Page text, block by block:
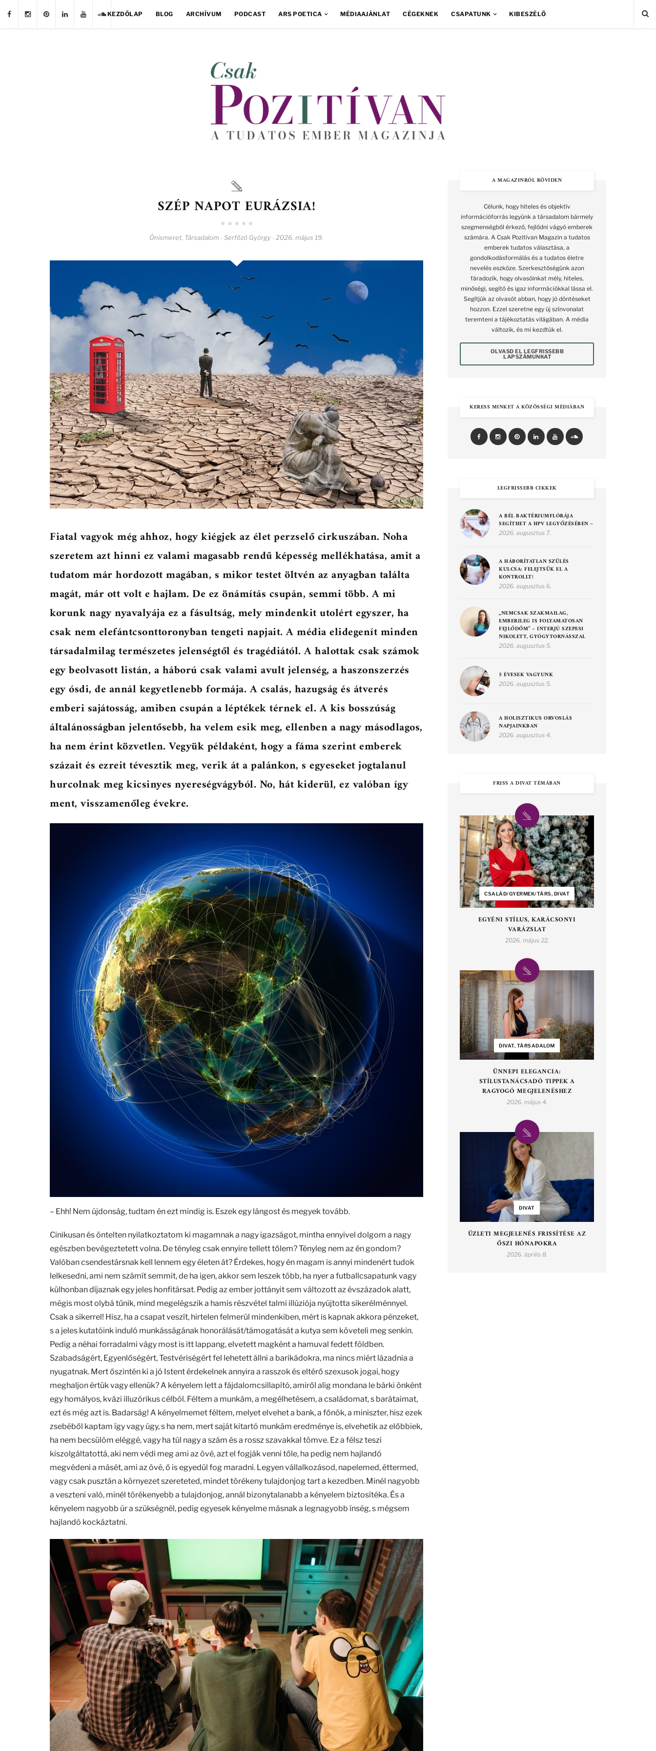
KEZDŐLAP BLOG ARCHÍVUM PODCAST ARS POETICA MÉDIAAJÁNLAT CÉGEKNEK CSAPATUNK KIBESZÉLŐ
SZÉP NAPOT EURÁZSIA!
Önismeret, Társadalom - Serfőző György - 2026. május 19.
Fiatal vagyok még ahhoz, hogy kiégjek az élet perzselő cirkuszában. Noha
szeretem azt hinni ez valami magasabb rendű képesség mellékhatása, amit a
tudatom már hordozott magában, s mikor testet öltvén az anyagban találta
magát, már ott volt e hajlam. De ez önámítás csupán, semmi több. A mi
korunk nagy nyavalyája ez a fásultság, mely mindenkit utolért egyszer, ha
csak nem elefántcsonttoronyban tengeti napjait. A média elidegenít minden
társadalmilag természetes jelenségtől és tragédiától. A halottak csak számok
egy beolvasott listán, a háború csak valami avult jelenség, a haszonszerzés
egy ósdi, de annál kegyetlenebb formája. A csalás, hazugság és átverés
emberi sajátosság, amiben csupán a léptékek térnek el. A kis bosszúság
általánosságban jelentősebb, ha velem esik meg, ellenben a nagy másodlagos,
ha nem érint közvetlen. Vegyük példaként, hogy a fáma szerint emberek
százait és ezreit tévesztik meg, verik át a palánkon, s egyeseket jogtalanul
hurcolnak meg kicsinyes nyereségvágyból. No, hát kiderül, ez valóban így
ment, visszamenőleg évekre.
– Ehh! Nem újdonság, tudtam én ezt mindig is. Eszek egy lángost és megyek tovább.
Cinikusan és öntelten nyilatkoztatom ki magamnak a nagy igazságot, mintha ennyivel dolgom a nagy
egészben bevégeztetett volna. De tényleg csak ennyire tellett tőlem? Tényleg nem az én gondom?
Valóban csendestársnak kell lennem egy életen át? Érdekes, hogy én magam is annyi mindenért tudok
lelkesedni, ami nem számít semmit, de ha igen, akkor sem leszek több, ha nyer a futballcsapatunk vagy
külhonban díjaznak egy jeles honfitársat. Pedig az ember jottányit sem változott az évszázadok alatt,
mégis most olybá tűnik, mind megelégszik a hamis részvétel talmi illúziója nyújtotta sikerélménnyel.
Csak a sikerrel! Hisz, ha a csapat veszít, hirtelen felmerül mindenkiben, mért is kapnak akkora pénzeket,
s a jeles kutatóink induló munkásságának honorálását/támogatását a kutya sem követeli meg senkin.
Pedig a néhai forradalmi vágy most is itt lappang, elvetett magként a hamuval fedett földben.
Szabadságért, Egyenlőségért, Testvériségért fel lehetett állni a barikádokra, ma nincs miért lázadnia a
nyugatnak. Mert őszintén ki a jó Istent érdekelnek annyira a rasszok és eltérő szexusok jogai, hogy
meghaljon értük vagy ellenük? A kényelem lett a fájdalomcsillapító, amiről alig mondana le bárki önként
egy homályos, kvázi illuzórikus célból. Féltem a munkám, a megélhetésem, a családomat, s barátaimat,
ezt és még azt is. Badarság! A kényelmemet féltem, melyet elvehet a bank, a főnök, a miniszter, hisz ezek
zsebéből kaptam így vagy úgy, s ha nem, mert saját kitartó munkám eredménye is, elvehetik az előbbiek,
ha nem becsülöm eléggé, vagy ha túl nagy a szám és a rossz szavakkal tömve. Ez a félsz teszi
kiszolgáltatottá, aki nem védi meg ami az övé, azt el fogják venni tőle, ha pedig nem hajlandó
megvédeni a másét, ami az övé, ő is egyedül fog maradni. Legyen vállalkozásod, napelemed, éttermed,
vagy csak pusztán a környezet szereteted, mindet törékeny tulajdonjog tart a kezedben. Minél nagyobb
a veszteni való, minél törékenyebb a tulajdonjog, annál bizonytalanabb a kényelem biztosítéka. És a
kényelem nagyobb úr a szükségnél, pedig egyesek kényelme másnak a legnagyobb ínség, s mégsem
hajlandó kockáztatni.
A MAGAZINRÓL RÖVIDEN
Célunk, hogy hiteles és objektív
információforrás legyünk a társadalom bármely
szegmenségből érkező, fejlődni vágyó emberek
számára. A Csak Pozitívan Magazin a tudatos
emberek tudatos választása, a
gondolkodásformálás és a tudatos életre
nevelés eszköze. Szerkesztőségünk azon
fáradozik, hogy olvasóinkat mély, hiteles,
minőségi, segítő és igaz információkkal lássa el.
Segítjük az olvasót abban, hogy jó döntéseket
hozzon. Ezzel szeretne egy új színvonalat
teremteni a tájékoztatás világában. A média
változik, és mi kezdtük el.
OLVASD EL LEGFRISSEBB
LAPSZÁMUNKAT
KERESS MINKET A KÖZÖSSÉGI MÉDIÁBAN
LEGFRISSEBB CIKKEK
A BÉL BAKTÉRIUMFLÓRÁJA
SEGÍTHET A HPV LEGYŐZÉSÉBEN –
2026. augusztus 7.
A HÁBORÍTATLAN SZÜLÉS
KULCSA: FELEJTSÜK EL A
KONTROLLT!
2026. augusztus 6.
„NEMCSAK SZAKMAILAG,
EMBERILEG IS FOLYAMATOSAN
FEJLŐDŐM” – INTERJÚ SZEPESI
NIKOLETT, GYÓGYTORNÁSSZAL
2026. augusztus 5.
5 ÉVESEK VAGYUNK
2026. augusztus 5.
A HOLISZTIKUS ORVOSLÁS
NAPJAINKBAN
2026. augusztus 4.
FRISS A DIVAT TÉMÁBAN
CSALÁD/GYERMEK/TÁRS, DIVAT
EGYÉNI STÍLUS, KARÁCSONYI
VARÁZSLAT
2026. május 22.
DIVAT, TÁRSADALOM
ÜNNEPI ELEGANCIA:
STÍLUSTANÁCSADÓ TIPPEK A
RAGYOGÓ MEGJELENÉSHEZ
2026. május 4.
DIVAT
ÜZLETI MEGJELENÉS FRISSÍTÉSE AZ
ŐSZI HÓNAPOKRA
2026. április 8.